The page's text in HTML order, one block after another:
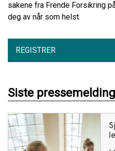
sakene fra Frende Forsikring
deg av når som helst.
REGISTRER
Siste